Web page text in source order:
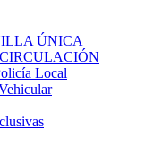
ÚNICA
Local